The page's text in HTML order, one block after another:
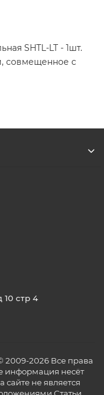
SHTL-LT - 1шт.
совмещенное с
стр 4
2009-2026 Все права
информация несёт
не является